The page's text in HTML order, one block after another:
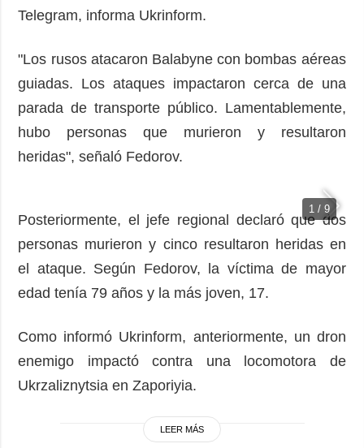
Telegram, informa Ukrinform.
"Los rusos atacaron Balabyne con bombas aéreas
guiadas. Los ataques impactaron cerca de una
parada de transporte público. Lamentablemente,
hubo personas que murieron y resultaron
heridas", señaló Fedorov.
1 / 9
Posteriormente, el jefe regional declaró que dos
personas murieron y cinco resultaron heridas en
el ataque. Según Fedorov, la víctima de mayor
edad tenía 79 años y la más joven, 17.
Como informó Ukrinform, anteriormente, un dron
enemigo impactó contra una locomotora de
Ukrzaliznytsia en Zaporiyia.
LEER MÁS